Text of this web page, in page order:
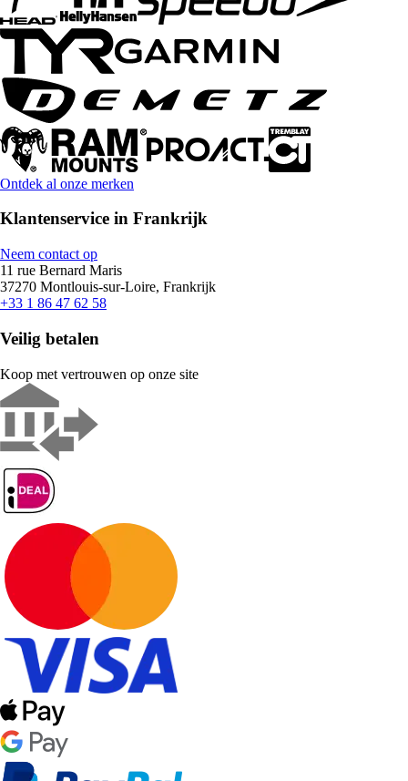
Ontdek al onze merken
Klantenservice in Frankrijk
Neem contact op
11 rue Bernard Maris
37270 Montlouis-sur-Loire, Frankrijk
+33 1 86 47 62 58
Veilig betalen
Koop met vertrouwen op onze site